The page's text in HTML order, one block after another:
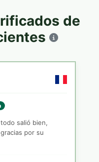
de
salió bien,
por su